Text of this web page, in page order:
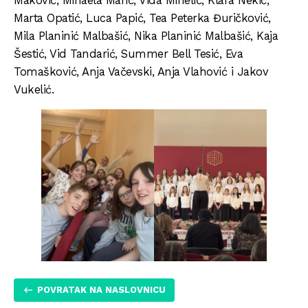
Marta Opatić, Luca Papić, Tea Peterka Đuričković,
Mila Planinić Malbašić, Nika Planinić Malbašić, Kaja
Šestić, Vid Tandarić, Summer Bell Tesić, Eva
Tomašković, Anja Vačevski, Anja Vlahović i Jakov
Vukelić.
POVRATAK NA NASLOVNICU